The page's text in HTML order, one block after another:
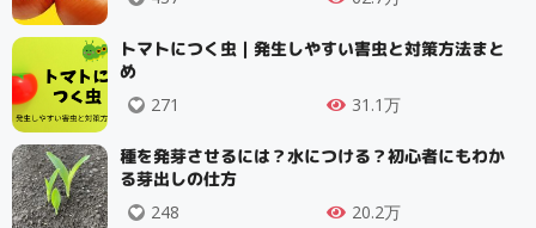
トマトにつく虫｜発生しやすい害虫と対策方法まと
め
271 31.1万
種を発芽させるには？水につける？初心者にもわか
る芽出しの仕方
248 20.2万